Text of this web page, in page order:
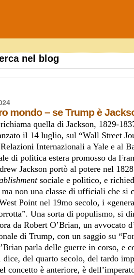
nel blog
mondo – se Trump è
quella di Jackson, 1829-
il 14 luglio, sul “Wall Street
Internazionali a Yale e al
di politica estera promosso da
Jackson portò al potere nel
sociale e politico, e
non una classe di ufficiali che
Point nel 19mo secolo, i
Una sorta di populismo, si
da Robert O’Brian, un avvocato
di Trump, con un saggio su
parla delle guerre in corso, e
dice, del quarto secolo, del tardo
concetto è anteriore, è